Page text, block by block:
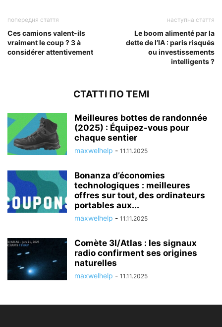
попередня стаття
Ces camions valent-ils
vraiment le coup ? 3 à
considérer attentivement
наступна стаття
Le boom alimenté par la
dette de l’IA : paris risqués
ou investissements
intelligents ?
СТАТТІ ПО ТЕМІ
Meilleures bottes de randonnée
(2025) : Équipez-vous pour
chaque sentier
maxwelhelp - 11.11.2025
Bonanza d’économies
technologiques : meilleures
offres sur tout, des ordinateurs
portables aux...
maxwelhelp - 11.11.2025
Comète 3I/Atlas : les signaux
radio confirment ses origines
naturelles
maxwelhelp - 11.11.2025